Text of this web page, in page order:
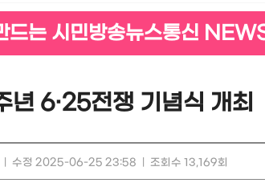
드는 시민방송뉴스통신
6·25전쟁 기념식 개최
수정 2025-06-25 23:58 조회수 13,169회